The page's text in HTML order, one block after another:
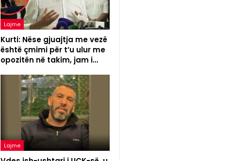
Lajme
Kurti: Nëse gjuajtja me vezë
është çmimi për t’u ulur me
opozitën në takim, jam i…
Lajme